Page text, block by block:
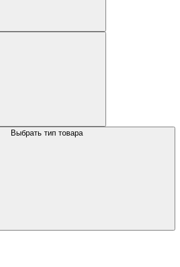
Выбрать тип товара